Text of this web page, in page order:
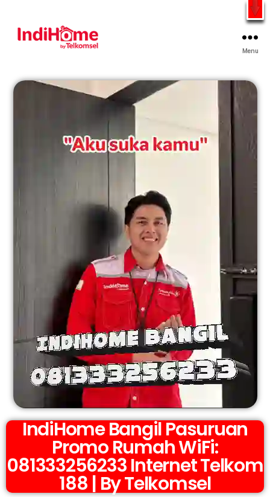
Gratis Pasang Dengan Bayar PDD2 | WiFi 200Rb an By
Menu
IndiHome Bangil Pasuruan
Promo Rumah WiFi:
081333256233 Internet Telkom
188 | By Telkomsel